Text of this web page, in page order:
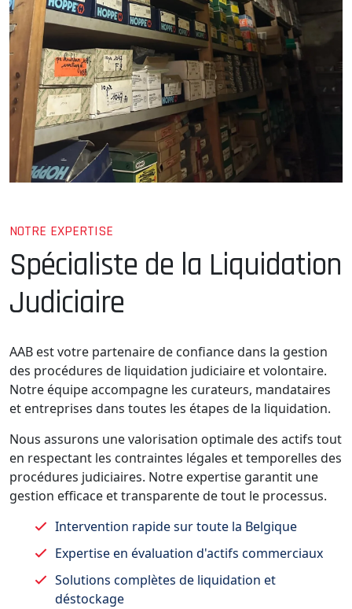
NOTRE EXPERTISE
Spécialiste de la Liquidation
Judiciaire
AAB est votre partenaire de confiance dans la gestion
des procédures de liquidation judiciaire et volontaire.
Notre équipe accompagne les curateurs, mandataires
et entreprises dans toutes les étapes de la liquidation.
Nous assurons une valorisation optimale des actifs tout
en respectant les contraintes légales et temporelles des
procédures judiciaires. Notre expertise garantit une
gestion efficace et transparente de tout le processus.
Intervention rapide sur toute la Belgique
Expertise en évaluation d'actifs commerciaux
Solutions complètes de liquidation et
déstockage